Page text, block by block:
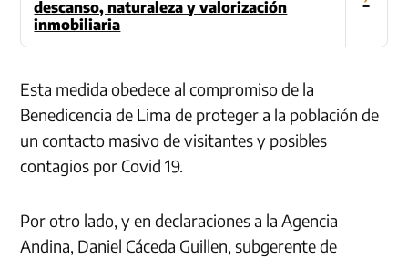
descanso, naturaleza y valorización
inmobiliaria
Esta medida obedece al compromiso de la
Benedicencia de Lima de proteger a la población de
un contacto masivo de visitantes y posibles
contagios por Covid 19.
Por otro lado, y en declaraciones a la Agencia
Andina, Daniel Cáceda Guillen, subgerente de